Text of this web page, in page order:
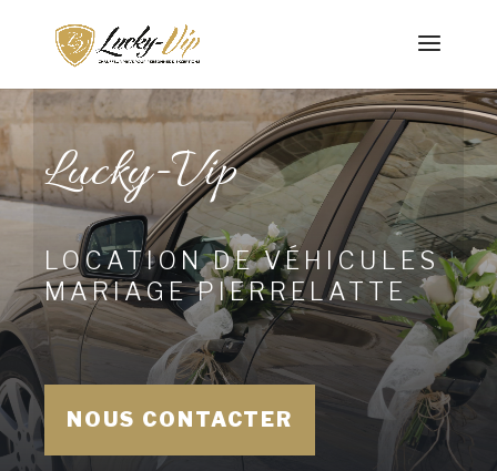
Lucky-Vip
LOCATION DE VÉHICULES
MARIAGE PIERRELATTE
NOUS CONTACTER